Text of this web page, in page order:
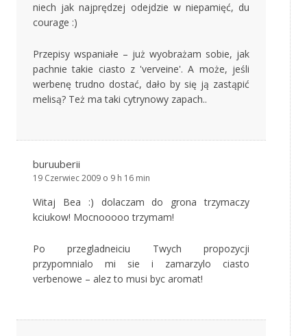
niech jak najprędzej odejdzie w niepamięć, du
courage :)
Przepisy wspaniałe – już wyobrażam sobie, jak
pachnie takie ciasto z 'verveine'. A może, jeśli
werbenę trudno dostać, dało by się ją zastąpić
melisą? Też ma taki cytrynowy zapach..
buruuberii
19 Czerwiec 2009 o 9 h 16 min
Witaj Bea :) dolaczam do grona trzymaczy
kciukow! Mocnooooo trzymam!
Po przegladneiciu Twych propozycji
przypomnialo mi sie i zamarzylo ciasto
verbenowe – alez to musi byc aromat!